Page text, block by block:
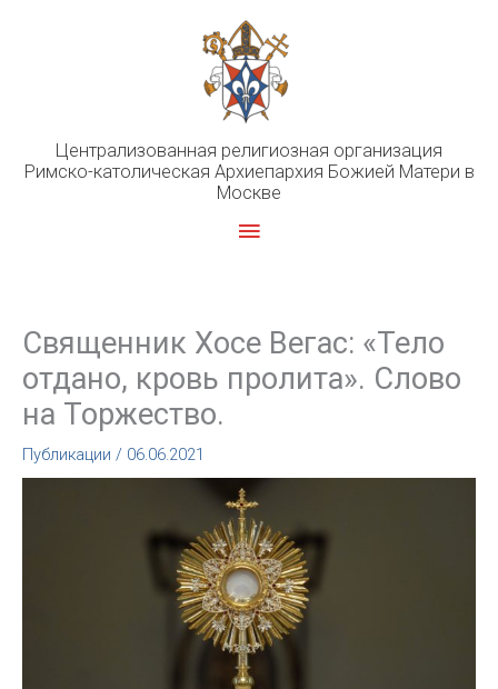
Централизованная религиозная организация
Римско-католическая Архиепархия Божией Матери в
Москве
Главное
Священник Хосе Вегас: «Тело
отдано, кровь пролита». Слово
на Торжество.
Публикации / 06.06.2021